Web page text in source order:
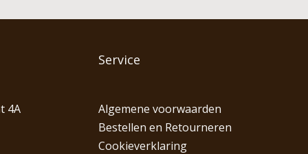
4A
Service
Algemene voorwaarden
Bestellen en Retourneren
Cookieverklaring